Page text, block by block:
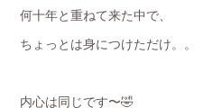
何十年と重ねて来た中で、
ちょっとは身につけただけ。。
内心は同じです〜🤣